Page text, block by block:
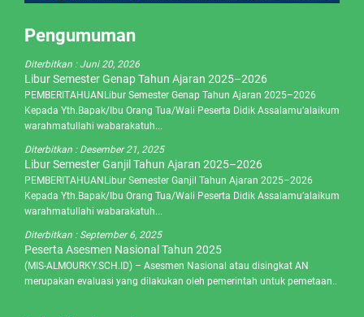
Pengumuman
Diterbitkan :Juni 20, 2026
Libur Semester Genap Tahun Ajaran 2025–2026
PEMBERITAHUANLibur Semester Genap Tahun Ajaran 2025–2026
Kepada Yth.Bapak/Ibu Orang Tua/Wali Peserta Didik Assalamu’alaikum
warahmatullahi wabarakatuh...
Diterbitkan : Desember 21, 2025
Libur Semester Ganjil Tahun Ajaran 2025–2026
PEMBERITAHUANLibur Semester Ganjil Tahun Ajaran 2025–2026
Kepada Yth.Bapak/Ibu Orang Tua/Wali Peserta Didik Assalamu’alaikum
warahmatullahi wabarakatuh...
Diterbitkan : September 6, 2025
Peserta Asesmen Nasional Tahun 2025
(MIS-ALMOURKY.SCH.ID) – Asesmen Nasional atau disingkat AN
merupakan evaluasi yang dilakukan oleh pemerintah untuk pemetaan..